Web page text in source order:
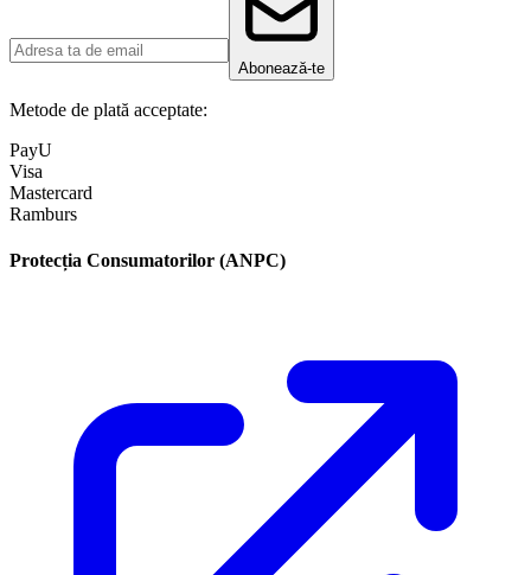
Abonează-te
Metode de plată acceptate:
PayU
Visa
Mastercard
Ramburs
Protecția Consumatorilor (ANPC)